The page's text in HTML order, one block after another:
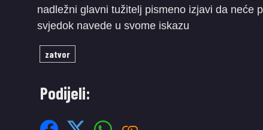
nadležni glavni tužitelj pismeno izjavi da neće
svjedok navede u svome iskazu
zatvor
Podijeli: